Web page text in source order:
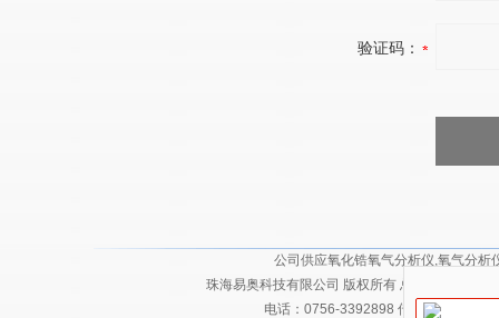
验证码：
公司供应氧化锆氧气分析仪,氧气分
珠海易奥科技有限公司 版权所有 总访问量：
电话：0756-3392898 传真：0756-